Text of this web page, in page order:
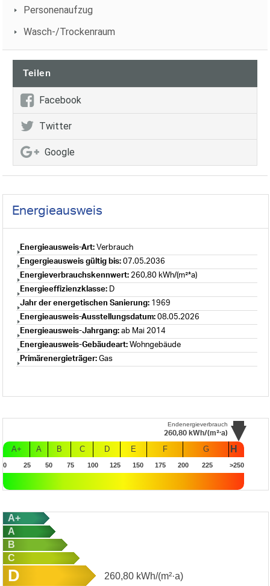
Personenaufzug
Wasch-/Trockenraum
Teilen
Facebook
Twitter
Google
Energieausweis
Energieausweis-Art: Verbrauch
Engergieausweis gültig bis: 07.05.2036
Energieverbrauchskennwert: 260,80 kWh/(m²*a)
Energieeffizienzklasse: D
Jahr der energetischen Sanierung: 1969
Energieausweis-Ausstellungsdatum: 08.05.2026
Energieausweis-Jahrgang: ab Mai 2014
Energieausweis-Gebäudeart: Wohngebäude
Primärenergieträger: Gas
Endenergieverbrauch
260,80 kWh/(m²·a)
A+ A B C D E F G H
0 25 50 75 100 125 150 175 200 225 >250
A+
A
B
C
D 260,80 kWh/(m²·a)